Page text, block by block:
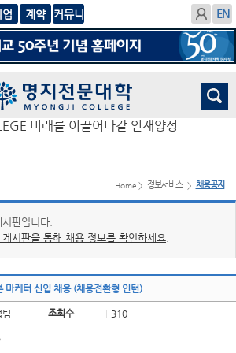
취업
계
약
미래를 이끌어나갈 인재양성
Home > 정보서비스 > 채용공지
판입니다.
시판을 통해 채용 정보를 확인하세요.
마케터 신입 채용 (채용전환형 인턴)
팀 조회수 310